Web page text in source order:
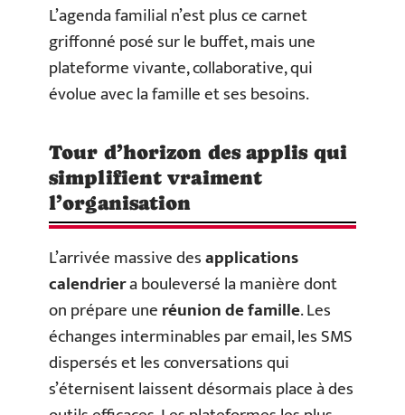
L’agenda familial n’est plus ce carnet
griffonné posé sur le buffet, mais une
plateforme vivante, collaborative, qui
évolue avec la famille et ses besoins.
Tour d’horizon des applis qui
simplifient vraiment
l’organisation
L’arrivée massive desapplications
calendriera bouleversé la manière dont
on prépare uneréunion de famille. Les
échanges interminables par email, les SMS
dispersés et les conversations qui
s’éternisent laissent désormais place à des